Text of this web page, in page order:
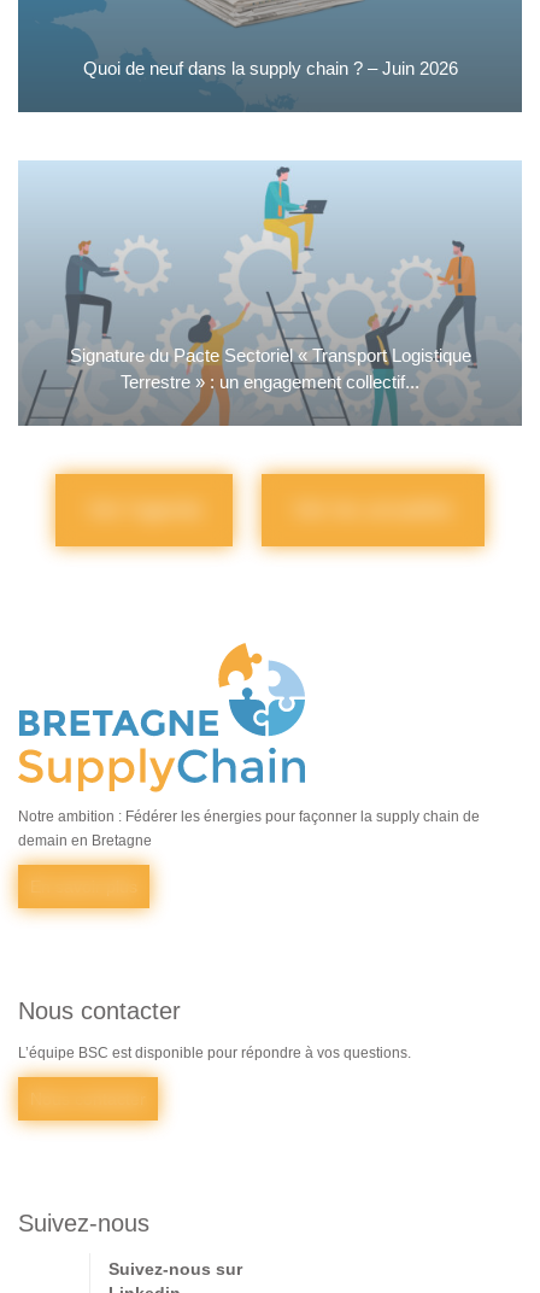
Quoi de neuf dans la supply chain ? – Juin 2026
Signature du Pacte Sectoriel « Transport Logistique
Terrestre » : un engagement collectif...
Notre ambition : Fédérer les énergies pour façonner la supply chain de
demain en Bretagne
Nous contacter
L’équipe BSC est disponible pour répondre à vos questions.
Suivez-nous
Suivez-nous sur